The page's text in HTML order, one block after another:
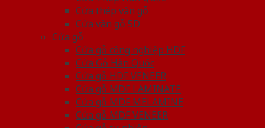
Cửa thép vân gỗ
Cửa vân gỗ 5D
Cửa gỗ
Cửa gỗ công nghiệp HDF
Cửa Gỗ Hàn Quốc
Cửa gỗ HDF VENEER
Cửa gỗ MDF LAMINATE
Cửa gỗ MDF MELAMINE
Cửa gỗ MDF VENEER